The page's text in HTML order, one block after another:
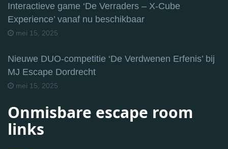
Interactieve game ‘De Verraders – X-Cube
Experience’ vanaf nu beschikbaar
mei 15, 2025
Nieuwe DUO-competitie ‘De Verdwenen Erfenis’ bij
MJ Escape Dordrecht
mei 15, 2025
Onmisbare escape room
links